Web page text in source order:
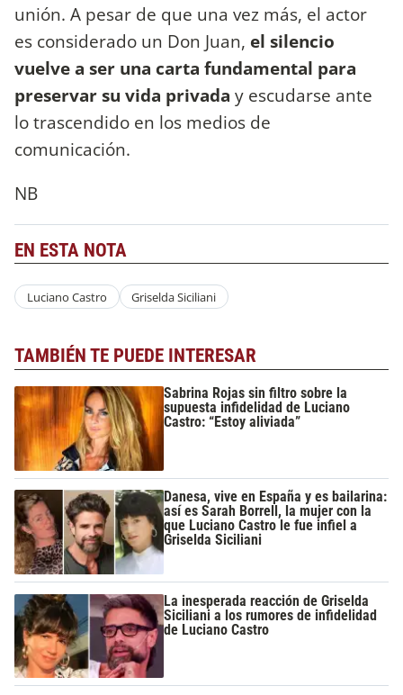
unión. A pesar de que una vez más, el actor
es considerado un Don Juan, el silencio
vuelve a ser una carta fundamental para
preservar su vida privada y escudarse ante
lo trascendido en los medios de
comunicación.
NB
EN ESTA NOTA
Luciano Castro Griselda Siciliani
TAMBIÉN TE PUEDE INTERESAR
Sabrina Rojas sin filtro sobre la
supuesta infidelidad de Luciano
Castro: “Estoy aliviada”
Danesa, vive en España y es bailarina:
así es Sarah Borrell, la mujer con la
que Luciano Castro le fue infiel a
Griselda Siciliani
La inesperada reacción de Griselda
Siciliani a los rumores de infidelidad
de Luciano Castro